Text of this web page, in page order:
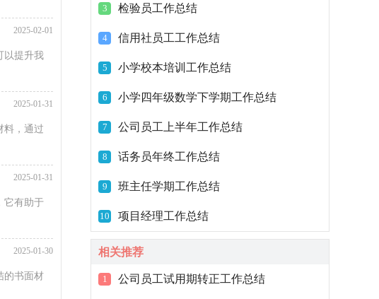
2025-02-01
以提升我
2025-01-31
料，通过
2025-01-31
它有助于
2025-01-30
的书面材
3 检验员工作总结
4 信用社员工工作总结
5 小学校本培训工作总结
6 小学四年级数学下学期工作总结
7 公司员工上半年工作总结
8 话务员年终工作总结
9 班主任学期工作总结
10 项目经理工作总结
相关推荐
1 公司员工试用期转正工作总结